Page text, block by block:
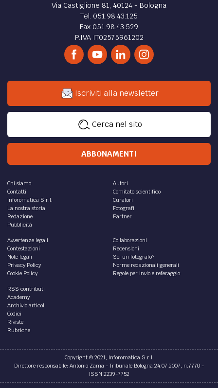
Via Castiglione 81, 40124 - Bologna
Tel. 051.98.43.125
Fax 051.98.43.529
P.IVA IT02575961202
Iscriviti alla newsletter
Cerca nel sito
ABBONAMENTI
Chi siamo
Contatti
Inforomatica S.r.l.
La nostra storia
Redazione
Pubblicità
Autori
Comitato scientifico
Curatori
Fotografi
Partner
Avvertenze legali
Contestazioni
Note legali
Privacy Policy
Cookie Policy
Collaborazioni
Recensioni
Sei un fotografo?
Norme redazionali generali
Regole per invio e referaggio
RSS contributi
Academy
Archivio articoli
Codici
Riviste
Rubriche
Copyright © 2021, Inforomatica S.r.l.
Direttore responsabile: Antonio Zama - Tribunale Bologna 24.07.2007, n.7770 -
ISSN 2239-7752